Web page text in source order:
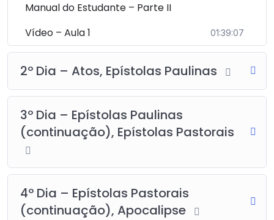
Manual do Estudante – Parte II
Vídeo – Aula 1
01:39:07
2º Dia – Atos, Epístolas Paulinas
3º Dia – Epístolas Paulinas
(continuação), Epístolas Pastorais
4º Dia – Epístolas Pastorais
(continuação), Apocalipse